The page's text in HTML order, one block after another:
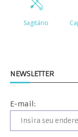
NEWSLETTER
E-mail: